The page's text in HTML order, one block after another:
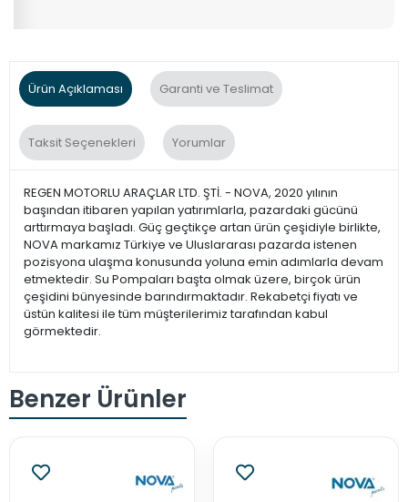
Ürün Açıklaması Garanti ve Teslimat
Taksit Seçenekleri Yorumlar
REGEN MOTORLU ARAÇLAR LTD. ŞTİ. - NOVA, 2020 yılının
başından itibaren yapılan yatırımlarla, pazardaki gücünü
arttırmaya başladı. Güç geçtikçe artan ürün çeşidiyle birlikte,
NOVA markamız Türkiye ve Uluslararası pazarda istenen
pozisyona ulaşma konusunda yoluna emin adımlarla devam
etmektedir. Su Pompaları başta olmak üzere, birçok ürün
çeşidini bünyesinde barındırmaktadır. Rekabetçi fiyatı ve
üstün kalitesi ile tüm müşterilerimiz tarafından kabul
görmektedir.
Benzer Ürünler